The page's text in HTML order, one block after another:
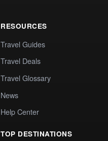
RESOURCES
Travel Guides
Travel Deals
Travel Glossary
News
Help Center
TOP DESTINATIONS